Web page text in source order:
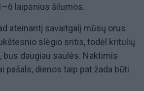
laipsnius šilumos.
ateinantį savaitgalį mūsų orus
slėgio sritis, todėl kritulių
daugiau saulės. Naktimis
pašals, dienos taip pat žada būti